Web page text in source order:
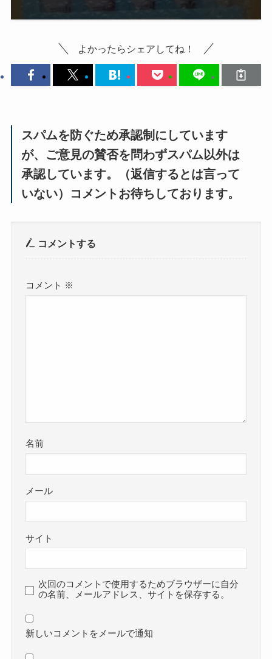
よかったらシェアしてね！
スパムを防ぐため承認制にしています
が、ご意見の賛否を問わずスパム以外は
承認しています。（返信するとは言って
いない）コメントお待ちしております。
コメントする
コメント ※
名前
メール
サイト
次回のコメントで使用するためブラウザーに自分
の名前、メールアドレス、サイトを保存する。
新しいコメントをメールで通知